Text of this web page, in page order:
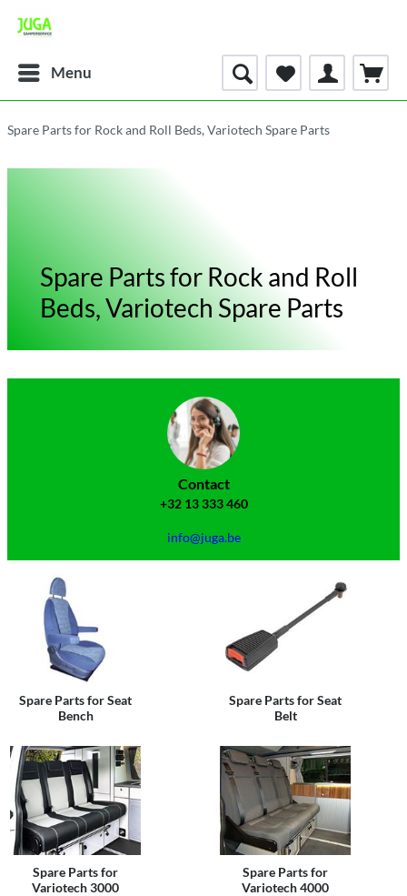
Menu
Spare Parts for Rock and Roll Beds, Variotech Spare Parts
Spare Parts for Rock and Roll
Beds, Variotech Spare Parts
Contact
+32 13 333 460
info@juga.be
Spare Parts for Seat
Bench
Spare Parts for Seat
Belt
Spare Parts for
Variotech 3000
Spare Parts for
Variotech 4000